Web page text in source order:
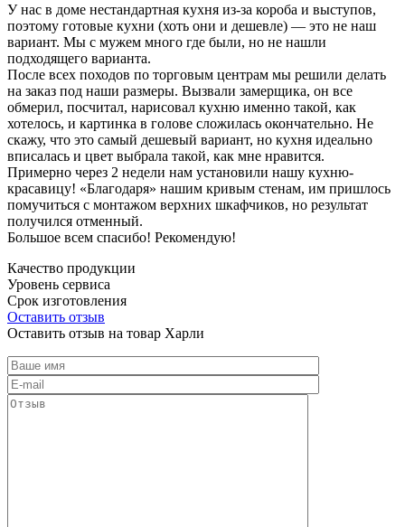
У нас в доме нестандартная кухня из-за короба и выступов,
поэтому готовые кухни (хоть они и дешевле) — это не наш
вариант. Мы с мужем много где были, но не нашли
подходящего варианта.
После всех походов по торговым центрам мы решили делать
на заказ под наши размеры. Вызвали замерщика, он все
обмерил, посчитал, нарисовал кухню именно такой, как
хотелось, и картинка в голове сложилась окончательно. Не
скажу, что это самый дешевый вариант, но кухня идеально
вписалась и цвет выбрала такой, как мне нравится.
Примерно через 2 недели нам установили нашу кухню-
красавицу! «Благодаря» нашим кривым стенам, им пришлось
помучиться с монтажом верхних шкафчиков, но результат
получился отменный.
Большое всем спасибо! Рекомендую!
Качество продукции
Уровень сервиса
Срок изготовления
Оставить отзыв
Оставить отзыв на товар Харли